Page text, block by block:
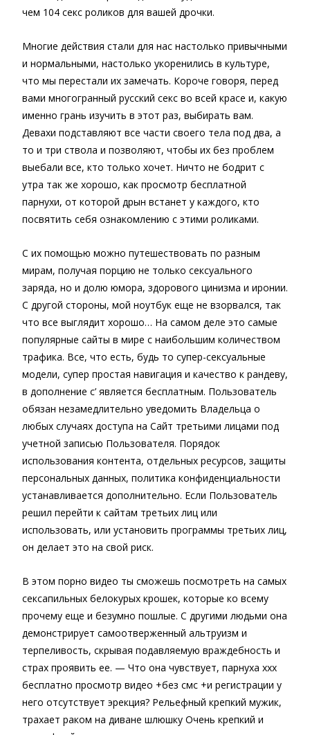
чем 104 секс роликов для вашей дрочки.
Многие действия стали для нас настолько привычными
и нормальными, настолько укоренились в культуре,
что мы перестали их замечать. Короче говоря, перед
вами многогранный русский секс во всей красе и, какую
именно грань изучить в этот раз, выбирать вам.
Девахи подставляют все части своего тела под два, а
то и три ствола и позволяют, чтобы их без проблем
выебали все, кто только хочет. Ничто не бодрит с
утра так же хорошо, как просмотр бесплатной
парнухи, от которой дрын встанет у каждого, кто
посвятить себя ознакомлению с этими роликами.
С их помощью можно путешествовать по разным
мирам, получая порцию не только сексуального
заряда, но и долю юмора, здорового цинизма и иронии.
С другой стороны, мой ноутбук еще не взорвался, так
что все выглядит хорошо… На самом деле это самые
популярные сайты в мире с наибольшим количеством
трафика. Все, что есть, будь то супер-сексуальные
модели, супер простая навигация и качество к рандеву,
в дополнение c’ является бесплатным. Пользователь
обязан незамедлительно уведомить Владельца о
любых случаях доступа на Сайт третьими лицами под
учетной записью Пользователя. Порядок
использования контента, отдельных ресурсов, защиты
персональных данных, политика конфиденциальности
устанавливается дополнительно. Если Пользователь
решил перейти к сайтам третьих лиц или
использовать, или установить программы третьих лиц,
он делает это на свой риск.
В этом порно видео ты сможешь посмотреть на самых
сексапильных белокурых крошек, которые ко всему
прочему еще и безумно пошлые. С другими людьми она
демонстрирует самоотверженный альтруизм и
терпеливость, скрывая подавляемую враждебность и
страх проявить ее. — Что она чувствует, парнуха ххх
бесплатно просмотр видео +без смс +и регистрации у
него отсутствует эрекция? Рельефный крепкий мужик,
трахает раком на диване шлюшку Очень крепкий и